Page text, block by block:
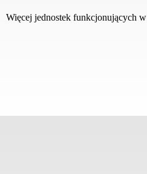
Więcej jednostek funkcjonujących